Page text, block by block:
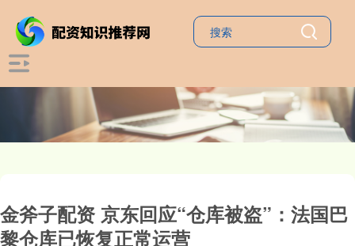
金斧子配资 京东回应“仓库被盗”：法国巴
黎仓库已恢复正常运营